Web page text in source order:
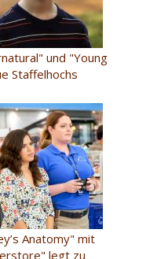
und "Young
Staffelhochs
Anatomy" mit
legt zu